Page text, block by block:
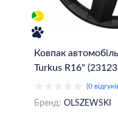
Ковпак
Turkus R16"
(0
Бренд: OLSZEWSKI